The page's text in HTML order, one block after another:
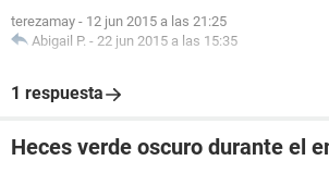
terezamay - 12 jun 2015 a las 21:25
Abigail P. - 22 jun 2015 a las 15:35
1 respuesta
Heces verde oscuro durante el